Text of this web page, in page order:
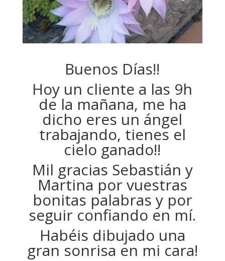
Buenos Días!!
Hoy un cliente a las 9h
de la mañana, me ha
dicho eres un ángel
trabajando, tienes el
cielo ganado!!
Mil gracias Sebastián y
Martina por vuestras
bonitas palabras y por
seguir confiando en mí.
Habéis dibujado una
gran sonrisa en mi cara!